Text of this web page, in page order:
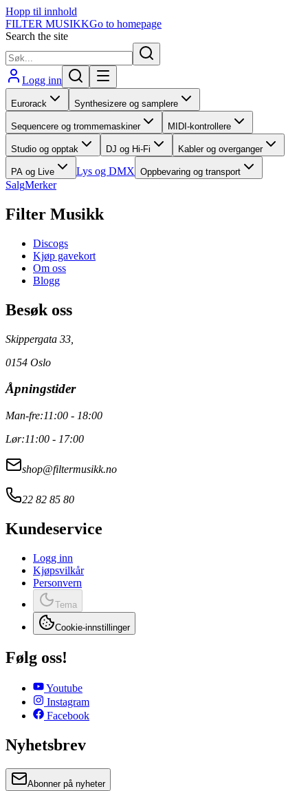
Hopp til innhold
FILTER MUSIKKGo to homepage
Search the site
Logg inn
Eurorack Synthesizere og samplere
Sequencere og trommemaskiner MIDI-kontrollere
Studio og opptak DJ og Hi-Fi Kabler og overganger
PA og Live Lys og DMX Oppbevaring og transport
SalgMerker
Filter Musikk
Discogs
Kjøp gavekort
Om oss
Blogg
Besøk oss
Skippergata 33,
0154 Oslo
Åpningstider
Man-fre:11:00 - 18:00
Lør:11:00 - 17:00
shop@filtermusikk.no
22 82 85 80
Kundeservice
Logg inn
Kjøpsvilkår
Personvern
Tema
Cookie-innstillinger
Følg oss!
Youtube
Instagram
Facebook
Nyhetsbrev
Abonner på nyheter